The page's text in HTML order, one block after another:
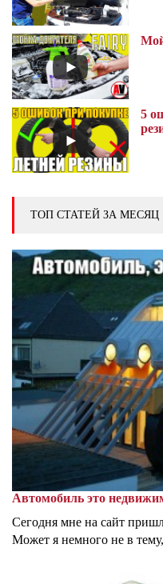
5
ТОП СТАТЕЙ ЗА МЕСЯЦ
Автомобиль это
Сегодня мне на сайт
Может я немного не в